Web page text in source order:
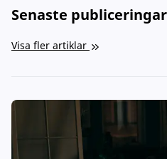
Senaste
Visa fler artiklar